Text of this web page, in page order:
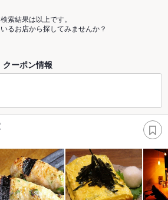
検索結果は以上です。
るお店から探してみませんか？
ーポン情報